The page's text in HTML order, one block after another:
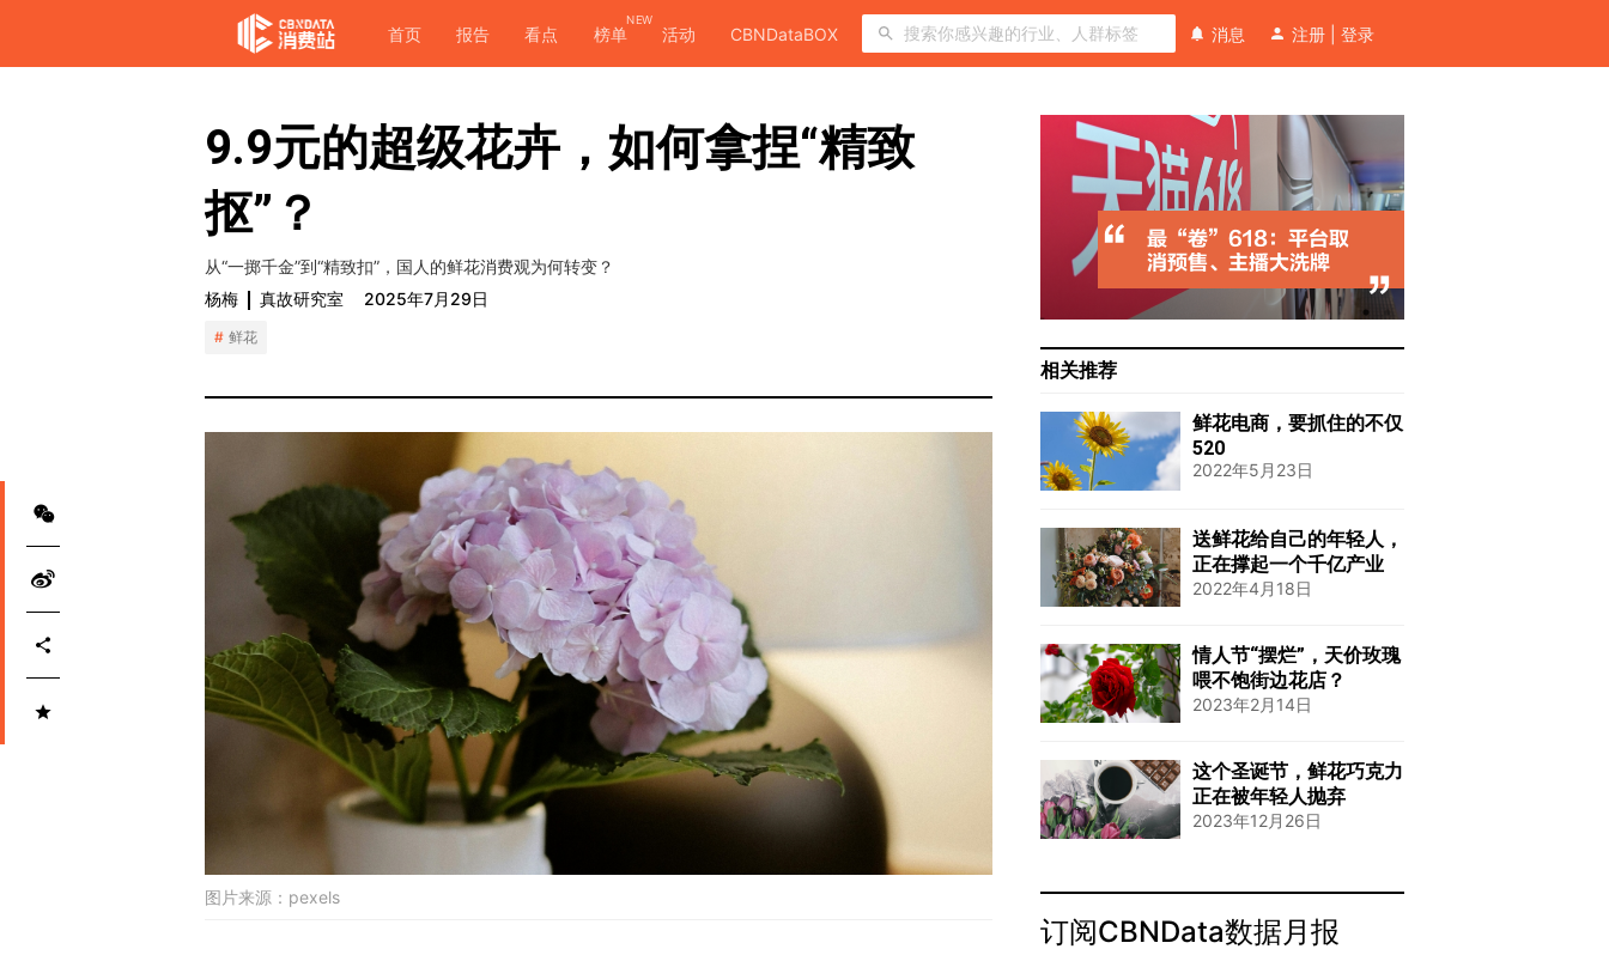
首页 报告 看点 榜单
NEW
活动 CBNDataBOX 消息 注册 登录
9.9元的超级花卉，如何拿捏“精致
抠”？
从“一掷千金”到“精致扣”，国人的鲜花消费观为何转变？
杨梅
真故研究室 2025年7月29日
鲜花
图片来源： pexels
相关推荐
鲜花电商，要抓住的不仅
520
2022年5月23日
送鲜花给自己的年轻人，
正在撑起一个千亿产业
2022年4月18日
情人节“摆烂”，天价玫瑰
喂不饱街边花店？
2023年2月14日
这个圣诞节，鲜花巧克力
正在被年轻人抛弃
2023年12月26日
订阅CBNData数据月报